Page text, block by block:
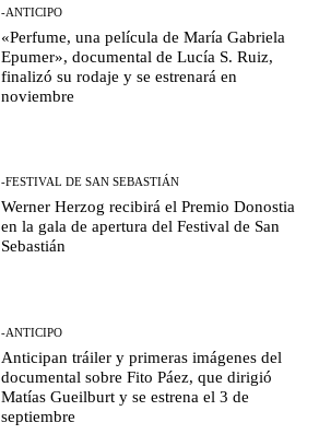
-ANTICIPO
«Perfume, una película de María Gabriela
Epumer», documental de Lucía S. Ruiz,
finalizó su rodaje y se estrenará en
noviembre
-FESTIVAL DE SAN SEBASTIÁN
Werner Herzog recibirá el Premio Donostia
en la gala de apertura del Festival de San
Sebastián
-ANTICIPO
Anticipan tráiler y primeras imágenes del
documental sobre Fito Páez, que dirigió
Matías Gueilburt y se estrena el 3 de
septiembre